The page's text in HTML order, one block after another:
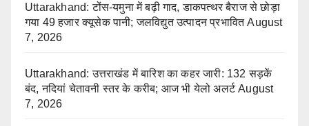
Uttarakhand: टोंस-यमुना में बढ़ी गाद, डाकपत्थर बैराज से छोड़ा
गया 49 हजार क्यूसेक पानी; जलविद्युत उत्पादन प्रभावित August
7, 2026
Uttarakhand: उत्तराखंड में बारिश का कहर जारी: 132 सड़कें
बंद, नदियां चेतावनी स्तर के करीब; आज भी येलो अलर्ट August
7, 2026